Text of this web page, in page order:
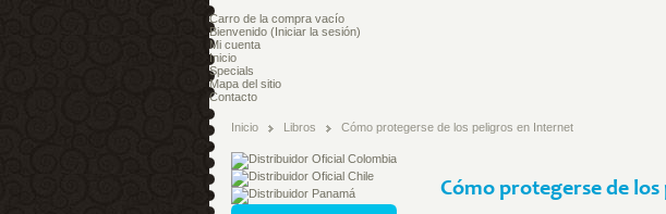
Carro de la compra vacío
Bienvenido (Iniciar la sesión)
Mi cuenta
Inicio
Specials
Mapa del sitio
Contacto
Inicio Libros Cómo protegerse de los peligros en Internet
Cómo protegerse de